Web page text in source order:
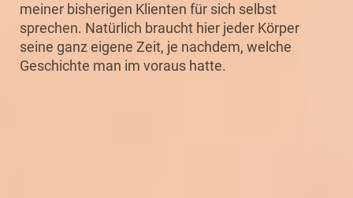
meiner bisherigen Klienten für sich selbst
sprechen. Natürlich braucht hier jeder Körper
seine ganz eigene Zeit, je nachdem, welche
Geschichte man im voraus hatte.